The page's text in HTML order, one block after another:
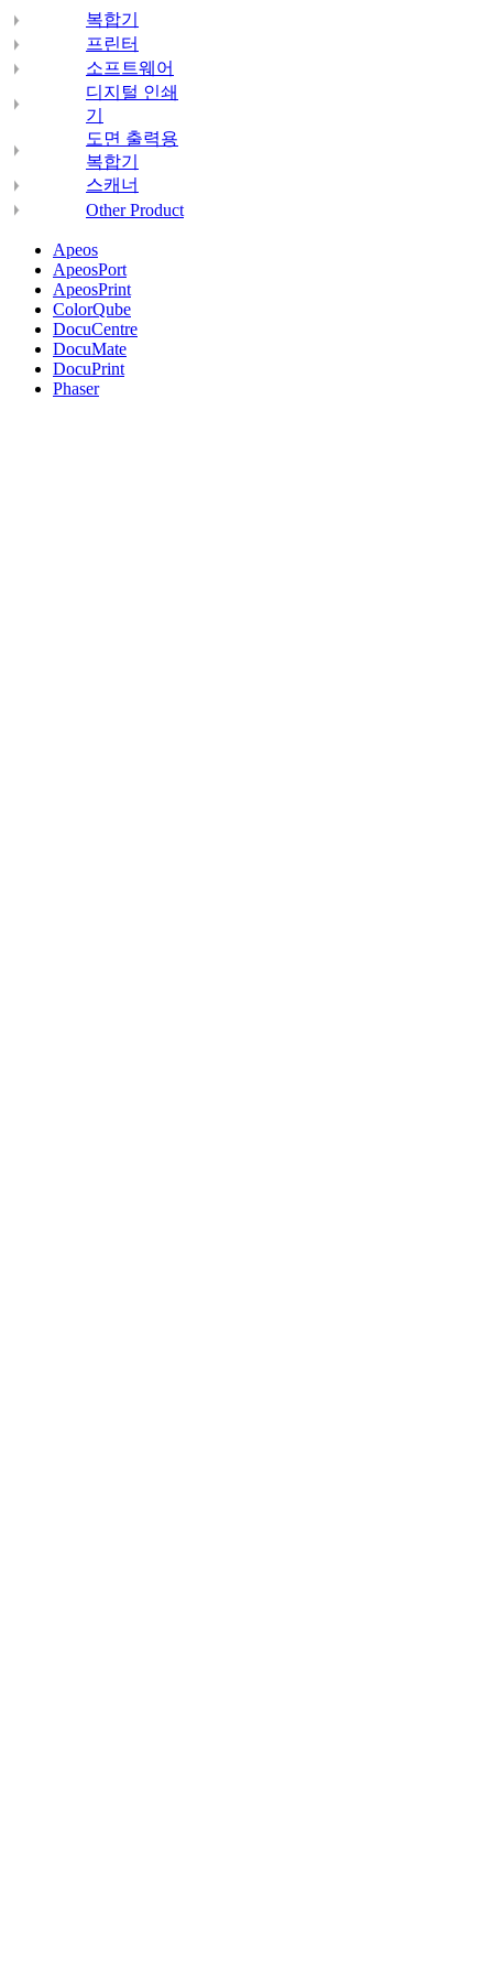
복합기
프린터
소프트웨어
디지털 인쇄
기
도면 출력용
복합기
스캐너
Other Product
Apeos
ApeosPort
ApeosPrint
ColorQube
DocuCentre
DocuMate
DocuPrint
Phaser